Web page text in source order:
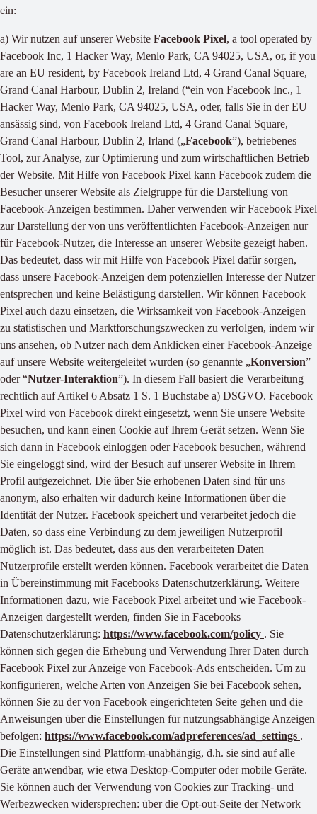
ein:
a) Wir nutzen auf unserer Website Facebook Pixel, a tool operated by
Facebook Inc, 1 Hacker Way, Menlo Park, CA 94025, USA, or, if you
are an EU resident, by Facebook Ireland Ltd, 4 Grand Canal Square,
Grand Canal Harbour, Dublin 2, Ireland (“ein von Facebook Inc., 1
Hacker Way, Menlo Park, CA 94025, USA, oder, falls Sie in der EU
ansässig sind, von Facebook Ireland Ltd, 4 Grand Canal Square,
Grand Canal Harbour, Dublin 2, Irland („Facebook”), betriebenes
Tool, zur Analyse, zur Optimierung und zum wirtschaftlichen Betrieb
der Website. Mit Hilfe von Facebook Pixel kann Facebook zudem die
Besucher unserer Website als Zielgruppe für die Darstellung von
Facebook-Anzeigen bestimmen. Daher verwenden wir Facebook Pixel
zur Darstellung der von uns veröffentlichten Facebook-Anzeigen nur
für Facebook-Nutzer, die Interesse an unserer Website gezeigt haben.
Das bedeutet, dass wir mit Hilfe von Facebook Pixel dafür sorgen,
dass unsere Facebook-Anzeigen dem potenziellen Interesse der Nutzer
entsprechen und keine Belästigung darstellen. Wir können Facebook
Pixel auch dazu einsetzen, die Wirksamkeit von Facebook-Anzeigen
zu statistischen und Marktforschungszwecken zu verfolgen, indem wir
uns ansehen, ob Nutzer nach dem Anklicken einer Facebook-Anzeige
auf unsere Website weitergeleitet wurden (so genannte „Konversion”
oder “Nutzer-Interaktion”). In diesem Fall basiert die Verarbeitung
rechtlich auf Artikel 6 Absatz 1 S. 1 Buchstabe a) DSGVO. Facebook
Pixel wird von Facebook direkt eingesetzt, wenn Sie unsere Website
besuchen, und kann einen Cookie auf Ihrem Gerät setzen. Wenn Sie
sich dann in Facebook einloggen oder Facebook besuchen, während
Sie eingeloggt sind, wird der Besuch auf unserer Website in Ihrem
Profil aufgezeichnet. Die über Sie erhobenen Daten sind für uns
anonym, also erhalten wir dadurch keine Informationen über die
Identität der Nutzer. Facebook speichert und verarbeitet jedoch die
Daten, so dass eine Verbindung zu dem jeweiligen Nutzerprofil
möglich ist. Das bedeutet, dass aus den verarbeiteten Daten
Nutzerprofile erstellt werden können. Facebook verarbeitet die Daten
in Übereinstimmung mit Facebooks Datenschutzerklärung. Weitere
Informationen dazu, wie Facebook Pixel arbeitet und wie Facebook-
Anzeigen dargestellt werden, finden Sie in Facebooks
Datenschutzerklärung: https://www.facebook.com/policy . Sie
können sich gegen die Erhebung und Verwendung Ihrer Daten durch
Facebook Pixel zur Anzeige von Facebook-Ads entscheiden. Um zu
konfigurieren, welche Arten von Anzeigen Sie bei Facebook sehen,
können Sie zu der von Facebook eingerichteten Seite gehen und die
Anweisungen über die Einstellungen für nutzungsabhängige Anzeigen
befolgen: https://www.facebook.com/adpreferences/ad_settings .
Die Einstellungen sind Plattform-unabhängig, d.h. sie sind auf alle
Geräte anwendbar, wie etwa Desktop-Computer oder mobile Geräte.
Sie können auch der Verwendung von Cookies zur Tracking- und
Werbezwecken widersprechen: über die Opt-out-Seite der Network